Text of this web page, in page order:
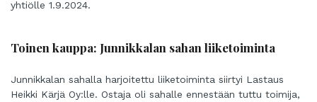
yhtiölle 1.9.2024.
Toinen kauppa: Junnikkalan sahan liiketoiminta
Junnikkalan sahalla harjoitettu liiketoiminta siirtyi Lastaus
Heikki Kärjä Oy:lle. Ostaja oli sahalle ennestään tuttu toimija,